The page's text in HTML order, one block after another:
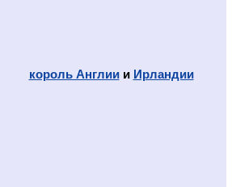
король Англиии Ирландии